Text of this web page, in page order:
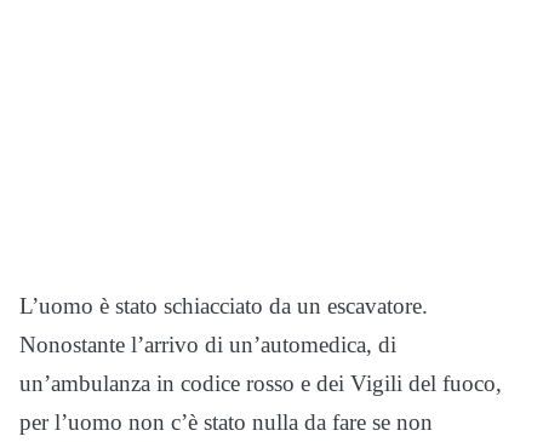
L’uomo è stato schiacciato da un escavatore.
Nonostante l’arrivo di un’automedica, di
un’ambulanza in codice rosso e dei Vigili del fuoco,
per l’uomo non c’è stato nulla da fare se non